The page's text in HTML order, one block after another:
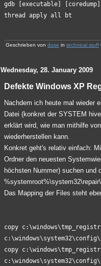
gdb [executable] [coredump]
thread apply all bt
Geschrieben von dose in technical stuff
Wednesday, 28. January 2009
Defekte Windows XP
Nachdem ich heute mal wieder
Datei (konkret der SYSTEM
erklärt wird, wie man mithilfe
wiederherstellen kann.
Konkret geht's relativ einfach:
Ordner den neuesten
höchsten Nummer) suchen und
Das Mapping der Files steht
copy
copy